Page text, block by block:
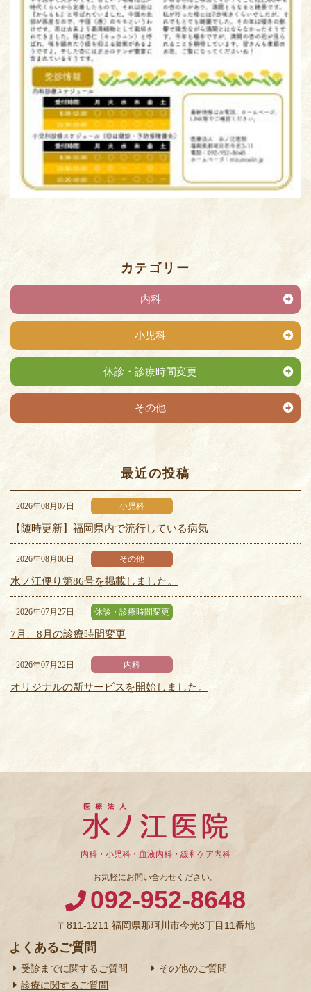
カテゴリー
内科
小児科
休診・診療時間変更
その他
最近の投稿
2026年08月07日 小児科
【随時更新】福岡県内で流行している病気
2026年08月06日 その他
水ノ江便り第86号を掲載しました。
2026年07月27日 休診・診療時間変更
7月、8月の診療時間変更
2026年07月22日 内科
オリジナルの新サービスを開始しました。
内科・小児科・血液内科・緩和ケア内科
お気軽にお問い合わせください。
092-952-8648
〒811-1211 福岡県那珂川市今光3丁目11番地
よくあるご質問
受診までに関するご質問
その他のご質問
診療に関するご質問